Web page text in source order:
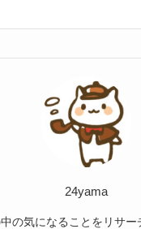
24yama
の気になることをリサー